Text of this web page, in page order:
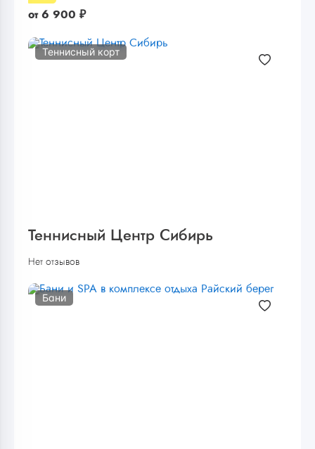
от 6 900 ₽
Теннисный корт
Теннисный Центр Сибирь
Нет отзывов
Бани